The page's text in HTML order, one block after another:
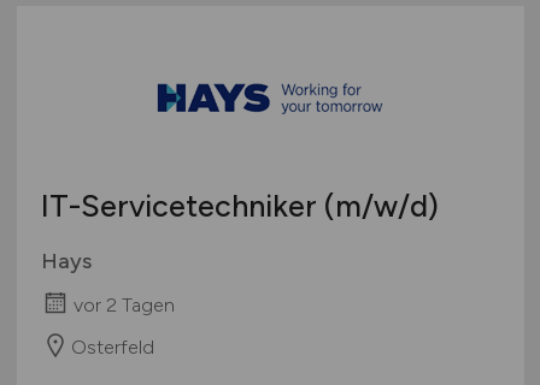
IT-Servicetechniker (m/w/d)
Hays
vor 2 Tagen
Osterfeld